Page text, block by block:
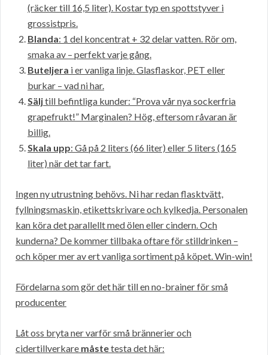
(räcker till 16,5 liter). Kostar typ en spottstyver i
grossistpris.
Blanda: 1 del koncentrat + 32 delar vatten. Rör om,
smaka av – perfekt varje gång.
Buteljera i er vanliga linje. Glasflaskor, PET eller
burkar – vad ni har.
Säljtill befintliga kunder: “Prova vår nya sockerfria
grapefrukt!” Marginalen? Hög, eftersom råvaran är
billig.
Skala upp: Gå på 2 liters (66 liter) eller 5 liters (165
liter) när det tar fart.
Ingen ny utrustning behövs. Ni har redan flasktvätt,
fyllningsmaskin, etikettskrivare och kylkedja. Personalen
kan köra det parallellt med ölen eller cindern. Och
kunderna? De kommer tillbaka oftare för stilldrinken –
och köper mer av ert vanliga sortiment på köpet. Win-win!
Fördelarna som gör det här till en no-brainer för små
producenter
Låt oss bryta ner varför små brännerier och
cidertillverkare måstetesta det här: